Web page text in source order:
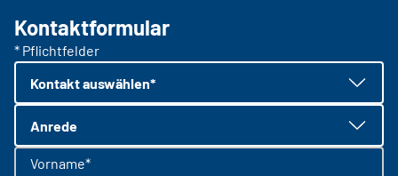
Kontaktformular
* Pflichtfelder
Kontakt auswählen*
Anrede
Vorname*